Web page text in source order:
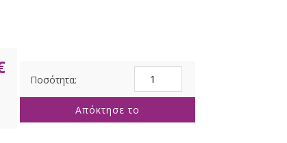
ΑΚΡΥΛΙΚΑ
ΑΣΤΕΡΙΑ
ΔΙΑΦΑΝΟ
Απόκτησε το